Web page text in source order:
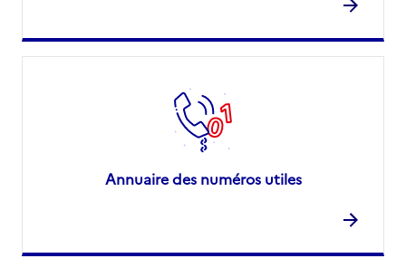
Annuaire des numéros utiles